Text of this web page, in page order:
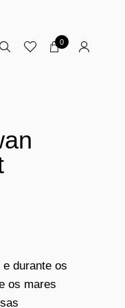
0
durante os
os mares